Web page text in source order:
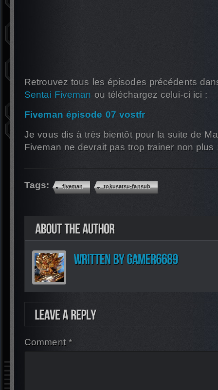
Retrouvez tous les épisodes précédents
Sentai Fiveman ou téléchargez celui-ci ici :
Fiveman épisode 07 vostfr
Je vous dis à très bientôt pour la suite de
Fiveman ne devrait pas trop trainer non plus
Tags: fiveman tokusatsu-fansub
Comment *